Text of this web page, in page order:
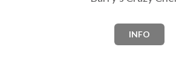
INFO